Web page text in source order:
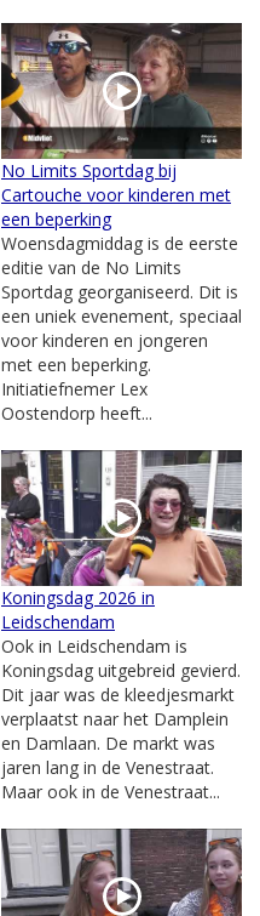
No Limits Sportdag bij
Cartouche voor kinderen met
een beperking
Woensdagmiddag is de eerste
editie van de No Limits
Sportdag georganiseerd. Dit is
een uniek evenement, speciaal
voor kinderen en jongeren
met een beperking.
Initiatiefnemer Lex
Oostendorp heeft...
Koningsdag 2026 in
Leidschendam
Ook in Leidschendam is
Koningsdag uitgebreid gevierd.
Dit jaar was de kleedjesmarkt
verplaatst naar het Damplein
en Damlaan. De markt was
jaren lang in de Venestraat.
Maar ook in de Venestraat...